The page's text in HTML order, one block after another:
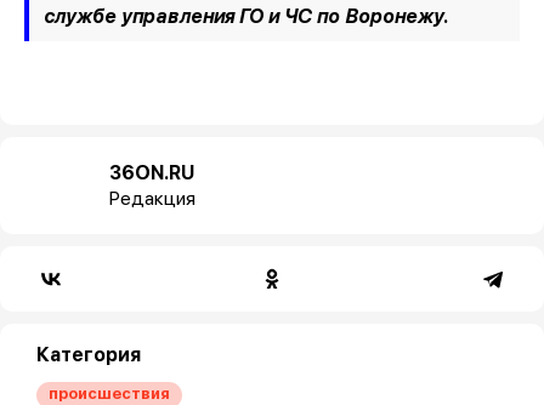
службе управления ГО и ЧС по Воронежу.
36ON.RU
Редакция
Категория
происшествия